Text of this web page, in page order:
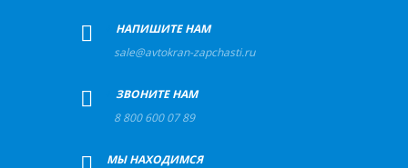
НАПИШИТЕ НАМ
sale@avtokran-zapchasti.ru
ЗВОНИТЕ НАМ
8 800 600 07 89
МЫ НАХОДИМСЯ